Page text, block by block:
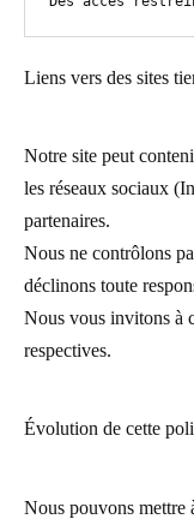
Liens vers des sites
Notre site peut
les réseaux sociaux
partenaires.
Nous ne contrôlons
déclinons toute
Nous vous invitons à
respectives.
Évolution de cette
Nous pouvons mettre